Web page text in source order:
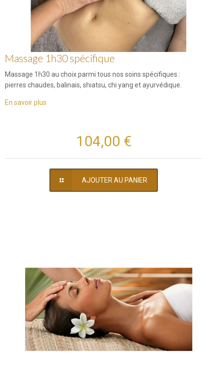
Massage 1h30 spécifique
Massage 1h30 au choix parmi tous nos soins spécifiques :
pierres chaudes, balinais, shiatsu, chi yang et ayurvédique.
En savoir plus
104,00 €
AJOUTER AU PANIER